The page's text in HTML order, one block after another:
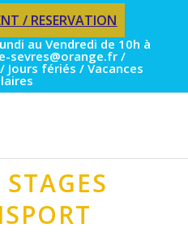
/ RESERVATION
au Vendredi de 10h à
sevres@orange.fr /
Jours fériés / Vacances